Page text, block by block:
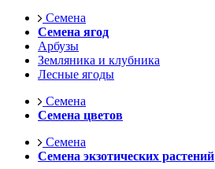
Семена
Семена ягод
Арбузы
Земляника и клубника
Лесные ягоды
Семена
Семена цветов
Семена
Семена экзотических растений